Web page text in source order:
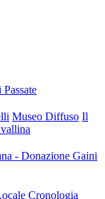
Museo Diffuso Il
- Donazione Gaini
Cronologia